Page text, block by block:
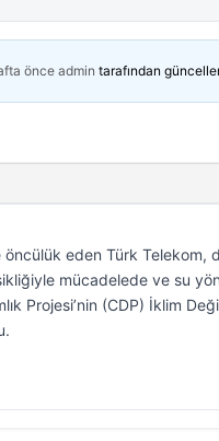
önce admin tarafından
öncülük eden Türk
mücadelede ve su
Projesi’nin (CDP) İklim